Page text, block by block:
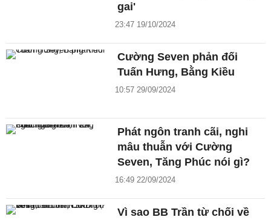
gai'
23:47 19/10/2024
Cường Seven phản đối
Tuấn Hưng, Bằng Kiều
10:57 29/09/2024
Phát ngôn tranh cãi, nghi
mâu thuẫn với Cường
Seven, Tăng Phúc nói gì?
16:49 22/09/2024
Vì sao BB Trần từ chối về